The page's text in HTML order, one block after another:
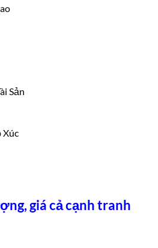
Sản
Xúc
giá cả cạnh tranh